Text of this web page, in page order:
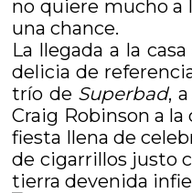
no quiere mucho a
una chance.
La llegada a la
delicia de
trío de Superbad,
Craig Robinson a
fiesta llena de
de cigarrillos justo
tierra devenida